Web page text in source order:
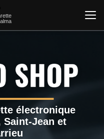
électronique
Saint-Jean et